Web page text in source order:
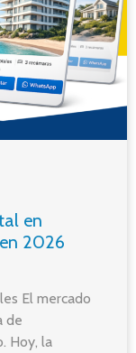
en
2026
El mercado
de
Hoy, la